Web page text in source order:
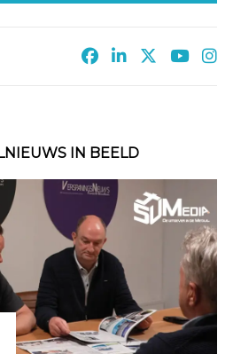
IN BEELD